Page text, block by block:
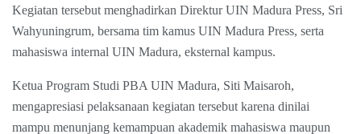
Kegiatan tersebut menghadirkan Direktur UIN Madura Press, Sri
Wahyuningrum, bersama tim kamus UIN Madura Press, serta
mahasiswa internal UIN Madura, eksternal kampus.
Ketua Program Studi PBA UIN Madura, Siti Maisaroh,
mengapresiasi pelaksanaan kegiatan tersebut karena dinilai
mampu menunjang kemampuan akademik mahasiswa maupun